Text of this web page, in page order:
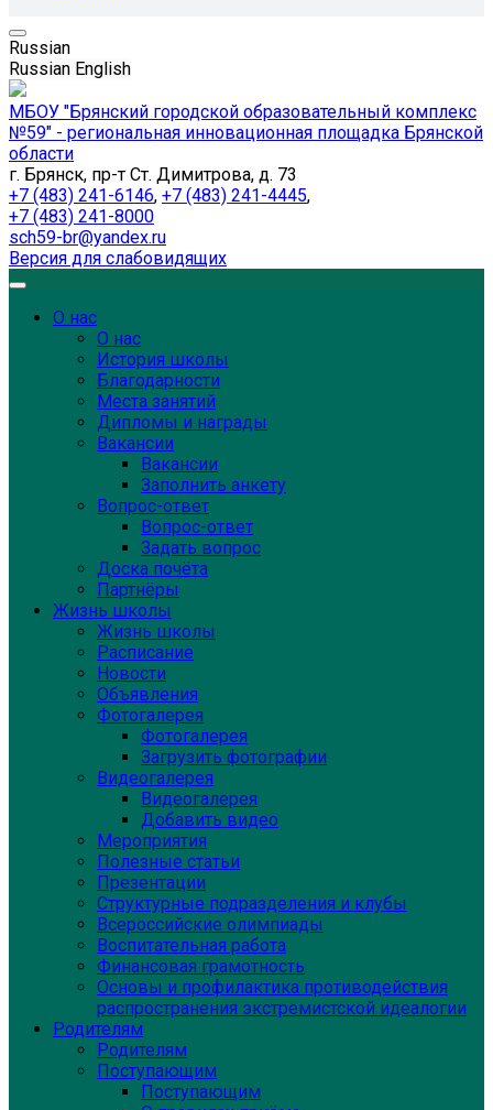
Russian
Russian English
МБОУ "Брянский городской образовательный комплекс
№59" - региональная инновационная площадка Брянской
области
г. Брянск, пр-т Ст. Димитрова, д. 73
+7 (483) 241-6146, +7 (483) 241-4445,
+7 (483) 241-8000
sch59-br@yandex.ru
Версия для слабовидящих
О нас
О нас
История школы
Благодарности
Места занятий
Дипломы и награды
Вакансии
Вакансии
Заполнить анкету
Вопрос-ответ
Вопрос-ответ
Задать вопрос
Доска почёта
Партнёры
Жизнь школы
Жизнь школы
Расписание
Новости
Объявления
Фотогалерея
Фотогалерея
Загрузить фотографии
Видеогалерея
Видеогалерея
Добавить видео
Мероприятия
Полезные статьи
Презентации
Структурные подразделения и клубы
Всероссийские олимпиады
Воспитательная работа
Финансовая грамотность
Основы и профилактика противодействия
распространения экстремистской идеалогии
Родителям
Родителям
Поступающим
Поступающим